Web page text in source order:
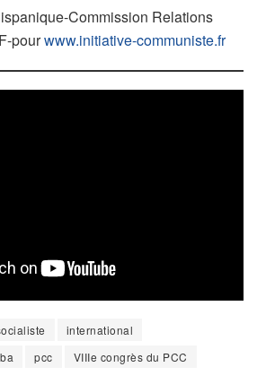
Commission Relations
pourwww.initiative-communiste.fr
international
pcc VIIIe congrès du PCC